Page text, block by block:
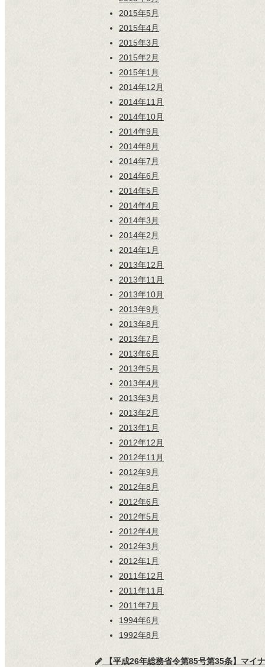
2015年5月
2015年4月
2015年3月
2015年2月
2015年1月
2014年12月
2014年11月
2014年10月
2014年9月
2014年8月
2014年7月
2014年6月
2014年5月
2014年4月
2014年3月
2014年2月
2014年1月
2013年12月
2013年11月
2013年10月
2013年9月
2013年8月
2013年7月
2013年6月
2013年5月
2013年4月
2013年3月
2013年2月
2013年1月
2012年12月
2012年11月
2012年9月
2012年8月
2012年6月
2012年5月
2012年4月
2012年3月
2012年1月
2011年12月
2011年11月
2011年7月
1994年6月
1992年8月
【平成26年総務省令第85号第35条】マ